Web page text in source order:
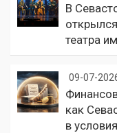
В
театра
09-07-
как
в